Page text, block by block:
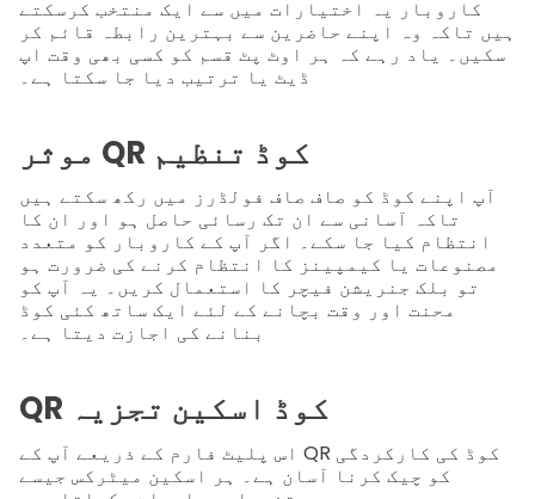
کاروبار یہ اختیارات میں سے ایک منتخب کرسکتے
ہیں تاکہ وہ اپنے حاضرین سے بہترین رابطہ قائم کر
سکیں۔ یاد رہے کہ ہر اوٹ پٹ قسم کو کسی بھی وقت اپ
ڈیٹ یا ترتیب دیا جا سکتا ہے۔
موثر QR کوڈ تنظیم
آپ اپنے کوڈ کو صاف صاف فولڈرز میں رکھ سکتے ہیں
تاکہ آسانی سے ان تک رسائی حاصل ہو اور ان کا
انتظام کیا جا سکے۔ اگر آپ کے کاروبار کو متعدد
مصنوعات یا کیمپینز کا انتظام کرنے کی ضرورت ہو
تو بلک جنریشن فیچر کا استعمال کریں۔ یہ آپ کو
محنت اور وقت بچانے کے لئے ایک ساتھ کئی کوڈ
بنانے کی اجازت دیتا ہے۔
QR کوڈ اسکین تجزیہ
اس پلیٹ فارم کے ذریعے آپ کے QR کوڈ کی کارکردگی
کو چیک کرنا آسان ہے۔ ہر اسکین میٹرکس جیسے